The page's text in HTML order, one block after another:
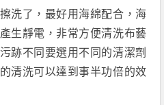
洗了，最好用海綿配合，海
生靜電，非常方便清洗布藝
跡不同要選用不同的清潔劑
清洗可以達到事半功倍的效